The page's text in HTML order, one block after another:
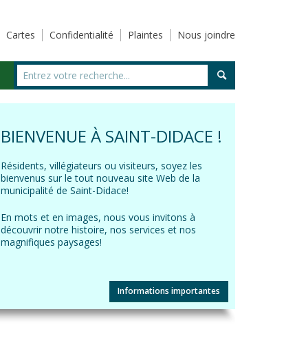
Cartes Confidentialité Plaintes Nous joindre
BIENVENUE À SAINT-DIDACE !
Résidents, villégiateurs ou visiteurs, soyez les
bienvenus sur le tout nouveau site Web de la
municipalité de Saint-Didace!
En mots et en images, nous vous invitons à
découvrir notre histoire, nos services et nos
magnifiques paysages!
Informations importantes